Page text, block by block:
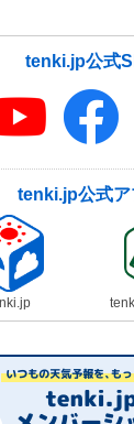
tenki.jp公式
tenki.jp公式ア